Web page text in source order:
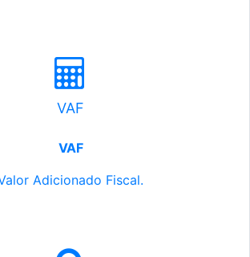
VAF
VAF
Adicionado Fiscal.